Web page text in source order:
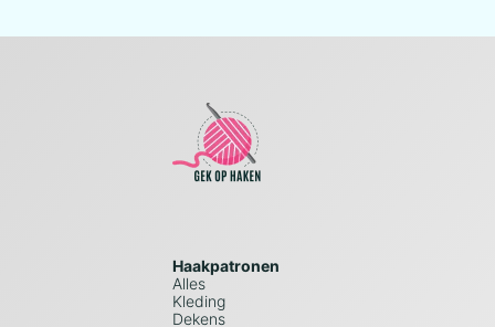
Haakpatronen
Alles
Kleding
Dekens